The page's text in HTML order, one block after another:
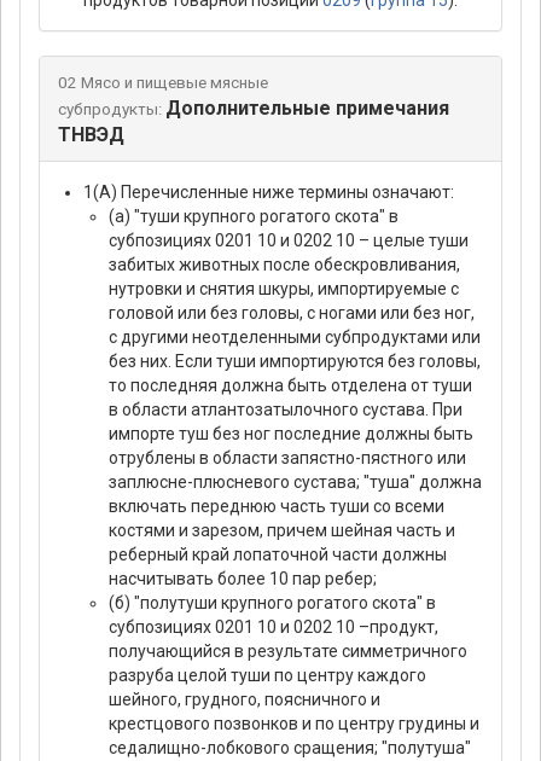
02 Мясо и пищевые мясные
субпродукты: Дополнительные примечания
ТНВЭД
1(А) Перечисленные ниже термины означают:
(а) "туши крупного рогатого скота" в
субпозициях 0201 10 и 0202 10 – целые туши
забитых животных после обескровливания,
нутровки и снятия шкуры, импортируемые с
головой или без головы, с ногами или без ног,
с другими неотделенными субпродуктами или
без них. Если туши импортируются без головы,
то последняя должна быть отделена от туши
в области атлантозатылочного сустава. При
импорте туш без ног последние должны быть
отрублены в области запястно-пястного или
заплюсне-плюсневого сустава; "туша" должна
включать переднюю часть туши со всеми
костями и зарезом, причем шейная часть и
реберный край лопаточной части должны
насчитывать более 10 пар ребер;
(б) "полутуши крупного рогатого скота" в
субпозициях 0201 10 и 0202 10 –продукт,
получающийся в результате симметричного
разруба целой туши по центру каждого
шейного, грудного, поясничного и
крестцового позвонков и по центру грудины и
седалищно-лобкового сращения; "полутуша"